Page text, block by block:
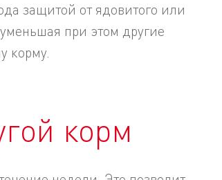
защитой от ядовитого или
при этом другие
корму.
корм